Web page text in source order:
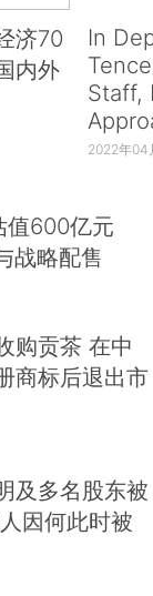
济70
内外
In
Staff,
2022年04
值600亿元
战略配售
购贡茶 在中
商标后退出市
及多名股东被
因何此时被